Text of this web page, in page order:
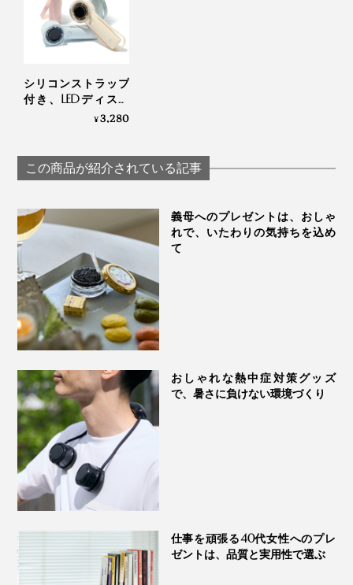
シリコンストラップ
付き、LEDディスプ
レイの「大風量モバ
¥3,280
この商品が紹介されている記事
義母へのプレゼントは、おしゃ
れで、いたわりの気持ちを込め
て
おしゃれな熱中症対策グッズ
で、暑さに負けない環境づくり
仕事を頑張る40代女性へのプレ
ゼントは、品質と実用性で選ぶ